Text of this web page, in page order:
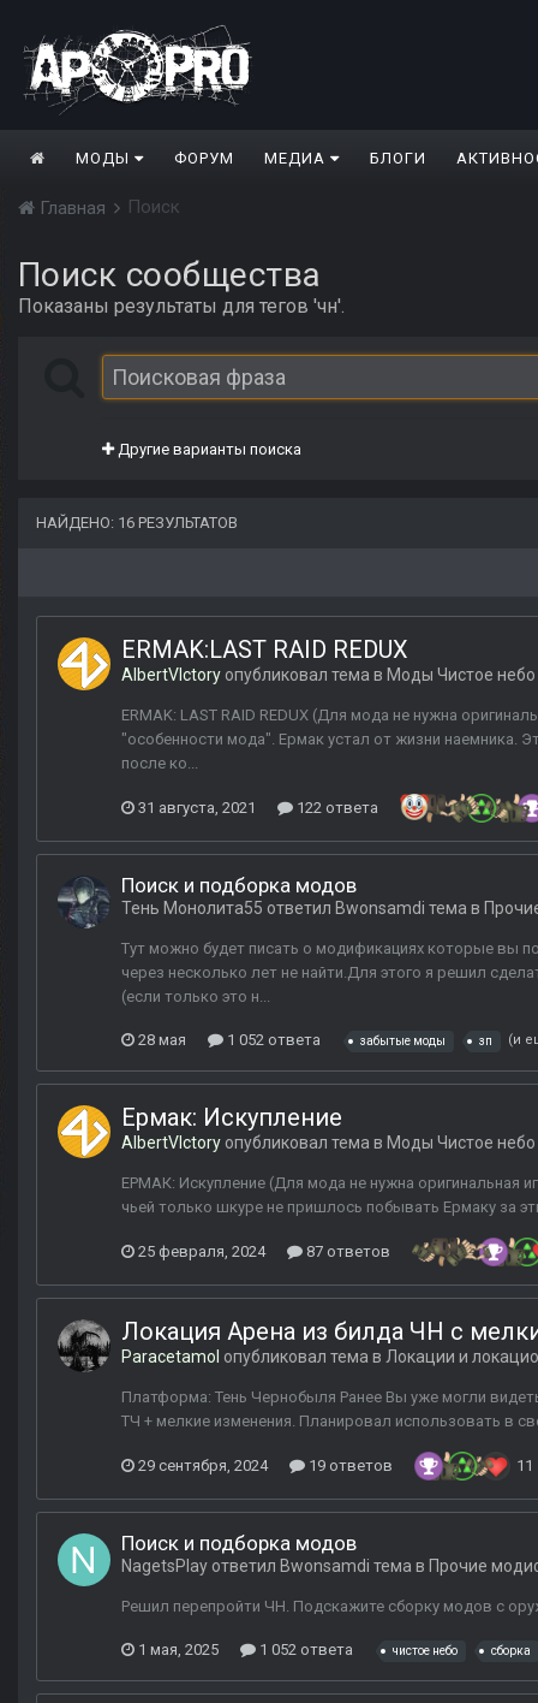
МОДЫ ФОРУМ МЕДИА БЛОГИ
Главная Поиск
Поиск сообщества
Показаны результаты для тегов 'чн'.
Другие варианты поиска
НАЙДЕНО: 16 РЕЗУЛЬТАТОВ
ERMAK:LAST RAID REDUX
AlbertVIctory опубликовал тема в Моды Чистое небо
ERMAK: LAST RAID REDUX (Для мода не нужна
"особенности мода". Ермак устал от жизни наемника.
после ко...
31 августа, 2021 122 ответа
Поиск и подборка модов
Тень Монолита55 ответил Bwonsamdi тема в
Тут можно будет писать о модификациях которые вы
через несколько лет не найти.Для этого я решил
(если только это н...
28 мая 1 052 ответа забытые моды зп (и
Ермак: Искупление
AlbertVIctory опубликовал тема в Моды Чистое небо
ЕРМАК: Искупление (Для мода не нужна оригинальная
чьей только шкуре не пришлось побывать Ермаку за
25 февраля, 2024 87 ответов
Локация Арена из билда ЧН с
Paracetamol опубликовал тема в Локации и
Платформа: Тень Чернобыля Ранее Вы уже могли
ТЧ + мелкие изменения. Планировал использовать в
29 сентября, 2024 19 ответов 11
Поиск и подборка модов
NagetsPlay ответил Bwonsamdi тема в Прочие
Решил перепройти ЧН. Подскажите сборку модов с
1 мая, 2025 1 052 ответа чистое небо сборка